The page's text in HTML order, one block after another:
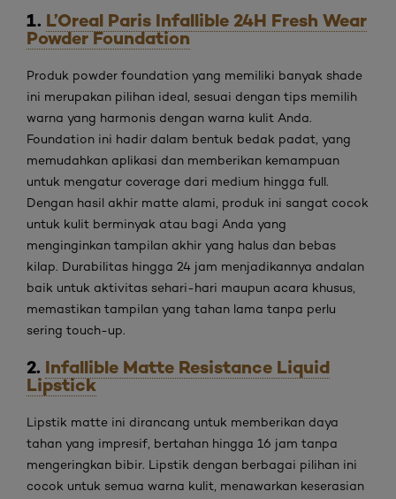
1. L’Oreal Paris Infallible 24H Fresh Wear
Powder Foundation
Produk powder foundation yang memiliki banyak shade
ini merupakan pilihan ideal, sesuai dengan tips memilih
warna yang harmonis dengan warna kulit Anda.
Foundation ini hadir dalam bentuk bedak padat, yang
memudahkan aplikasi dan memberikan kemampuan
untuk mengatur coverage dari medium hingga full.
Dengan hasil akhir matte alami, produk ini sangat cocok
untuk kulit berminyak atau bagi Anda yang
menginginkan tampilan akhir yang halus dan bebas
kilap. Durabilitas hingga 24 jam menjadikannya andalan
baik untuk aktivitas sehari-hari maupun acara khusus,
memastikan tampilan yang tahan lama tanpa perlu
sering touch-up.
2. Infallible Matte Resistance Liquid
Lipstick
Lipstik matte ini dirancang untuk memberikan daya
tahan yang impresif, bertahan hingga 16 jam tanpa
mengeringkan bibir. Lipstik dengan berbagai pilihan ini
cocok untuk semua warna kulit, menawarkan keserasian